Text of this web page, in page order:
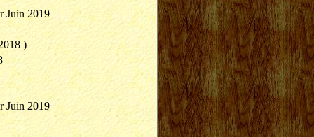
Juin 2019
)
Juin 2019